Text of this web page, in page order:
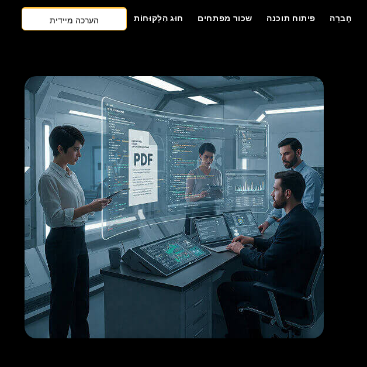
חֶברָה פיתוח תוכנה שכור מפתחים חוּג הַלְקוּחוֹת
הערכה מיידית
שכור מפתחים
הצעת מחיר בחינם